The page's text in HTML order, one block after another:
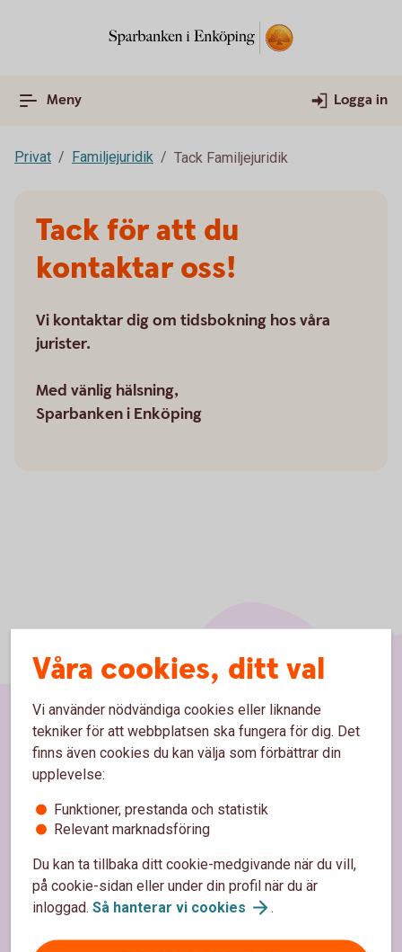
Meny Logga in
Privat Familjejuridik Tack Familjejuridik
Tack för att du
kontaktar oss!
Vi kontaktar dig om tidsbokning hos våra
jurister.
Med vänlig hälsning,
Sparbanken i Enköping
Våra cookies, ditt val
Vi använder nödvändiga cookies eller liknande
tekniker för att webbplatsen ska fungera för dig. Det
finns även cookies du kan välja som förbättrar din
upplevelse:
Funktioner, prestanda och statistik
Relevant marknadsföring
Du kan ta tillbaka ditt cookie-medgivande när du vill,
på cookie-sidan eller under din profil när du är
inloggad. Så hanterar vi cookies .
Sidfot
Hitta snabbt
Spärrhjälp 08-411 10 11
Hitta bankkontor
Bli kund